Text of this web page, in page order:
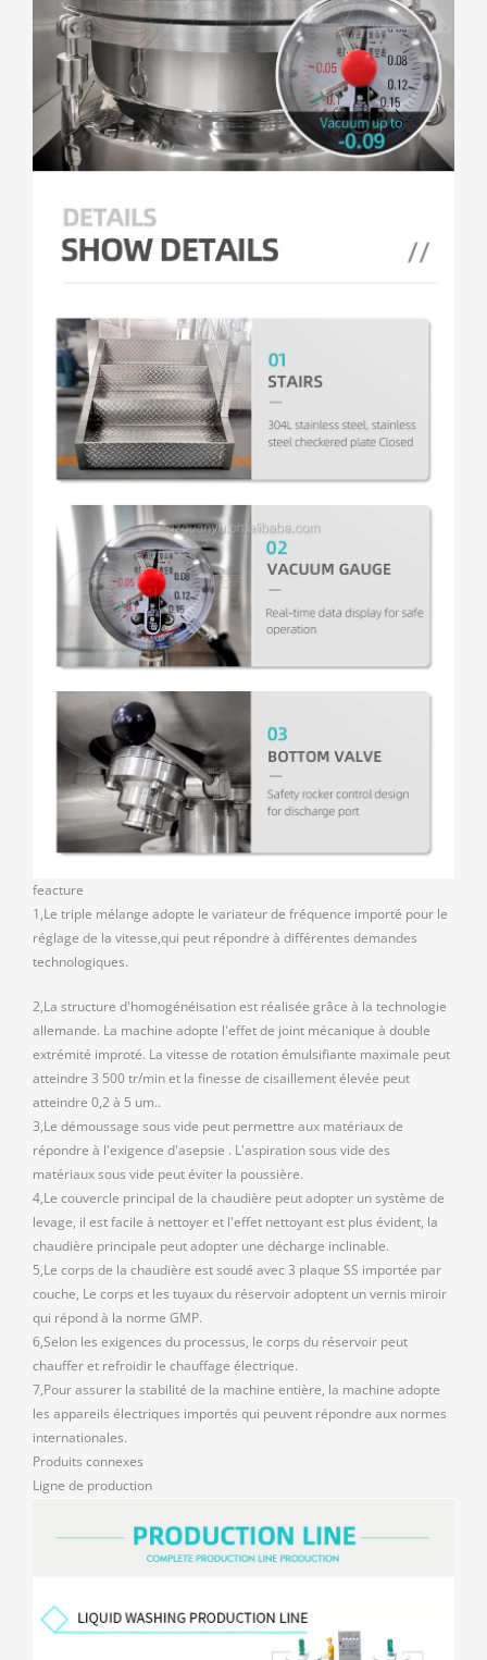
feacture
1,Le triple mélange adopte le variateur de fréquence importé pour le
réglage de la vitesse,qui peut répondre à différentes demandes
technologiques.
2,La structure d'homogénéisation est réalisée grâce à la technologie
allemande. La machine adopte l'effet de joint mécanique à double
extrémité improté. La vitesse de rotation émulsifiante maximale peut
atteindre 3 500 tr/min et la finesse de cisaillement élevée peut
atteindre 0,2 à 5 um..
3,Le démoussage sous vide peut permettre aux matériaux de
répondre à l'exigence d'asepsie . L'aspiration sous vide des
matériaux sous vide peut éviter la poussière.
4,Le couvercle principal de la chaudière peut adopter un système de
levage, il est facile à nettoyer et l'effet nettoyant est plus évident, la
chaudière principale peut adopter une décharge inclinable.
5,Le corps de la chaudière est soudé avec 3 plaque SS importée par
couche, Le corps et les tuyaux du réservoir adoptent un vernis miroir
qui répond à la norme GMP.
6,Selon les exigences du processus, le corps du réservoir peut
chauffer et refroidir le chauffage électrique.
7,Pour assurer la stabilité de la machine entière, la machine adopte
les appareils électriques importés qui peuvent répondre aux normes
internationales.
Produits connexes
Ligne de production